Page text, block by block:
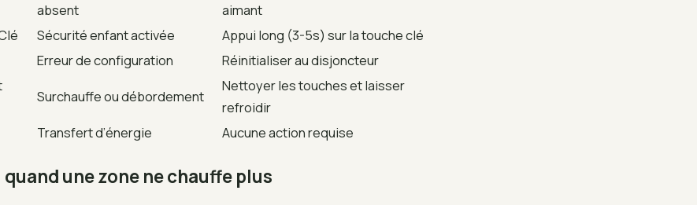
absent
aimant
Sécurité enfant activée
Appui long (3-5s) sur la touche clé
Erreur de configuration
Réinitialiser au disjoncteur
Surchauffe ou débordement
Nettoyer les touches et laisser
refroidir
Transfert d’énergie Aucune action requise
quand une zone ne chauffe plus